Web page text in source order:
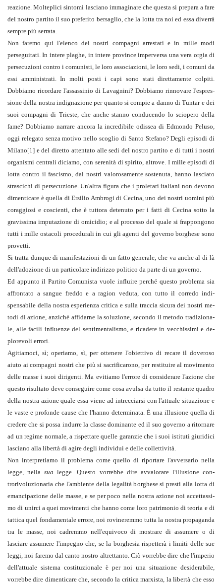
reazione. Molteplici sintomi lasciano imma­ginare che questa si prepara a fare
del nostro partito il suo pre­ferito bersaglio, che la lotta tra noi ed essa diverrà
sempre più serrata.
Non faremo qui l'elenco dei nostri compagni arrestati e in mille modi
perseguitati. In intere plaghe, in intere province im­perversa una vera orgia di
persecuzioni contro i comunisti, le loro associazioni, le loro sedi, i comuni da
essi amministrati. In molti posti i capi sono stati direttamente colpiti.
Dobbiamo ri­cordare l'assassinio di Lavagnini? Dobbiamo rinnovare l'espres­
sione della nostra indignazione per quanto si compie a danno di Tuntar e dei
suoi compagni di Trieste, che anche stanno condu­cendo lo sciopero della
fame? Dobbiamo narrare ancora la in­credibile odissea di Edmondo Peluso,
oggi relegato senza motivo nello scoglio di Santo Stefano? Degli episodi di
Milano[1] e del diretto attentato alle sedi del nostro partito e di tutti i nostri
or­ganismi centrali diciamo, con serenità di spirito, altrove. I mille episodi di
lotta contro il fascismo, dai nostri valorosamente so­stenuta, hanno lasciato
strascichi di persecuzione. Un'altra figu­ra che i proletari italiani non devono
dimenticare è quella di Ersilio Ambrogi di Cecina, uno dei nostri uomini più
coraggiosi e coscienti, che è tuttora detenuto per i fatti di Cecina sotto la
gravissima imputazione di omicidio; e al processo del quale si frappongono
tutti i mille ostacoli procedurali in cui gli agenti del governo borghese sono
provetti.
Si tratta dunque di manifestazioni di un fatto generale, che va anche al di là
dell'adozione di un particolare indirizzo politi­co da parte di un go­verno.
Ed appunto il Partito Comunista vuole influire perché questo problema sia
affrontato a sangue freddo e a ragion veduta, con tutto il corredo indi­
spensabile della nostra esperienza critica e sulla traccia sicura dei nostri me­
todi di azione, anziché affida­rne la soluzione, secondo il metodo tradiziona­
le, alle facili in­fluenze del sentimentalismo, e ricadere in vecchissimi e de­
plo­revoli errori.
Agitiamoci, sì; operiamo, sì, per ottenere l'obiettivo di reca­re il doveroso
aiuto ai compagni nostri che più si sacrificarono, per restituire al movimento
delle masse i suoi dirigenti. Ma evi­tiamo l'errore di considerare l'azione che
questo risultato deve conseguire come cosa avulsa da tutto il restante quadro
della nostra azione quale essa viene ad intrecciarsi con l'attuale situa­zione e
le vaste e profonde cause che l'hanno determinata. È una illusione quella di
credere che si possa indurre la classe dominante ed il suo governo a ritor­nare
ad un regime normale, a rispettare quelle garanzie che i suoi istituti giuridici
lasciano alla libertà di agire degli individui e delle collettività.
Non interpretiamo il problema come quello di riportare l'av­versario nella
legge, nellasualegge. Questo vorrebbe dire avva­lorare l'illusione con­
trorivoluzionaria che l'ambiente della legali­tà borghese si presti alla lotta di
emancipazione delle masse, e se per poco nella nostra azione noi accettassi­
mo di unirci a quei movimenti che hanno come loro patrimonio di teoria e di
tattica quel fondamentale errore, noi rovineremmo tutta la nostra pro­pa­ganda
tra le masse, noi cadremmo nell'equivoco di mostrare di assumere o di
lasciare assumere l'impegno che, se la borghe­sia rispetterà i limiti delle sue
leggi, noi faremo dal canto nostro altrettanto. Ciò vorrebbe dire che l'impe­rio
dell'attuale sistema costituzionale è per noi una situazione desiderabile,
vorrebbe di­re dimenticare che, secondo la critica marxista, la libertà che esso